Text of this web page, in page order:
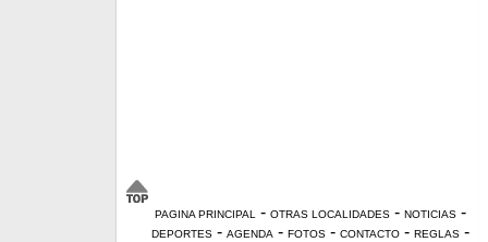
PAGINA PRINCIPAL - OTRAS LOCALIDADES - NOTICIAS -
DEPORTES - AGENDA - FOTOS - CONTACTO - REGLAS -